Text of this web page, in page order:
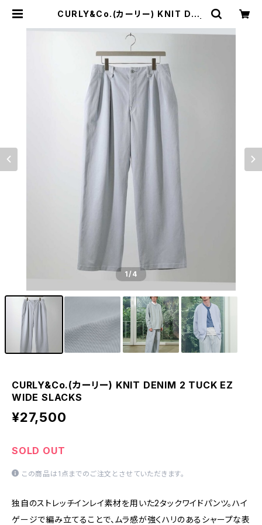
CURLY&Co.(カーリー) KNIT DEN
サウスオレンジ｜メンズ・レディースフ
ァッション通販サイト
1/4
CURLY&Co.(カーリー) KNIT DENIM 2 TUCK EZ
WIDE SLACKS
¥27,500
SOLD OUT
この商品は1点までのご注文とさせていただきます。
独自のストレッチインレイ素材を用いた2タックワイドパンツ。ハイ
ゲージで編み立てることで、ムラ感が強くハリのあるシャープな表